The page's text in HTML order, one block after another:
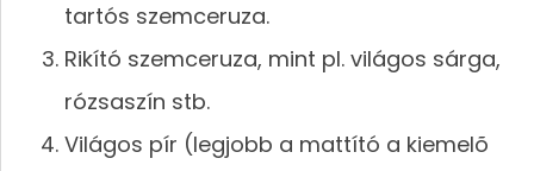
tartós szemceruza.
Rikító szemceruza, mint pl. világos sárga,
rózsaszín stb.
Világos pír (legjobb a mattító a kiemelõ